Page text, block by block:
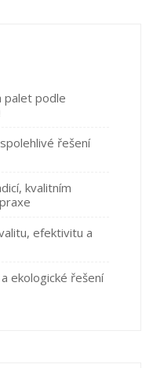
palet podle
řešení
kvalitním
efektivitu a
ekologické řešení